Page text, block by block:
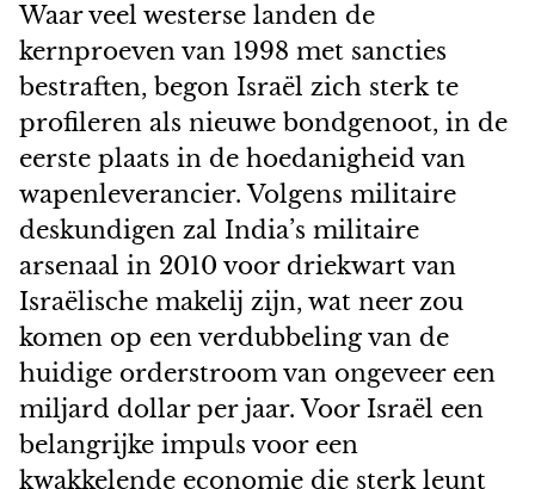
Waar veel westerse landen de
kernproeven van 1998 met sancties
bestraften, begon Israël zich sterk te
profileren als nieuwe bondgenoot, in de
eerste plaats in de hoedanigheid van
wapenleverancier. Volgens militaire
deskundigen zal India’s militaire
arsenaal in 2010 voor driekwart van
Israëlische makelij zijn, wat neer zou
komen op een verdubbeling van de
huidige orderstroom van ongeveer een
miljard dollar per jaar. Voor Israël een
belangrijke impuls voor een
kwakkelende economie die sterk leunt